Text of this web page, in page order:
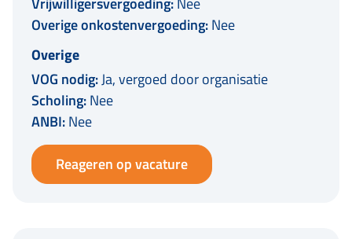
Overige onkostenvergoeding:Nee
Overige
VOG nodig:Ja, vergoed door organisatie
Scholing:Nee
ANBI:Nee
Reageren op vacature